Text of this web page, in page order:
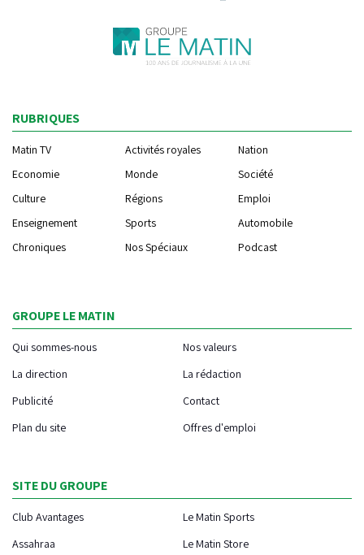
RUBRIQUES
Matin TV Activités royales
Nation
Economie
Monde
Société
Culture
Régions
Emploi
Enseignement
Sports
Automobile
Chroniques
Nos Spéciaux Podcast
GROUPE LE MATIN
Qui sommes-nous
Nos valeurs
La direction
La rédaction
Publicité
Contact
Plan du site
Offres d'emploi
SITE DU GROUPE
Club Avantages
Le Matin Sports
Assahraa
Le Matin Store